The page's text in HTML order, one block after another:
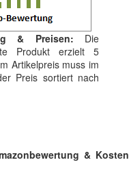
& Preisen: Die
Produkt erzielt 5
Artikelpreis muss im
Preis sortiert nach
& Kosten